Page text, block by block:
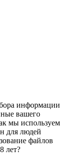
информации
вашего
мы используем
для людей
файлов
лет?